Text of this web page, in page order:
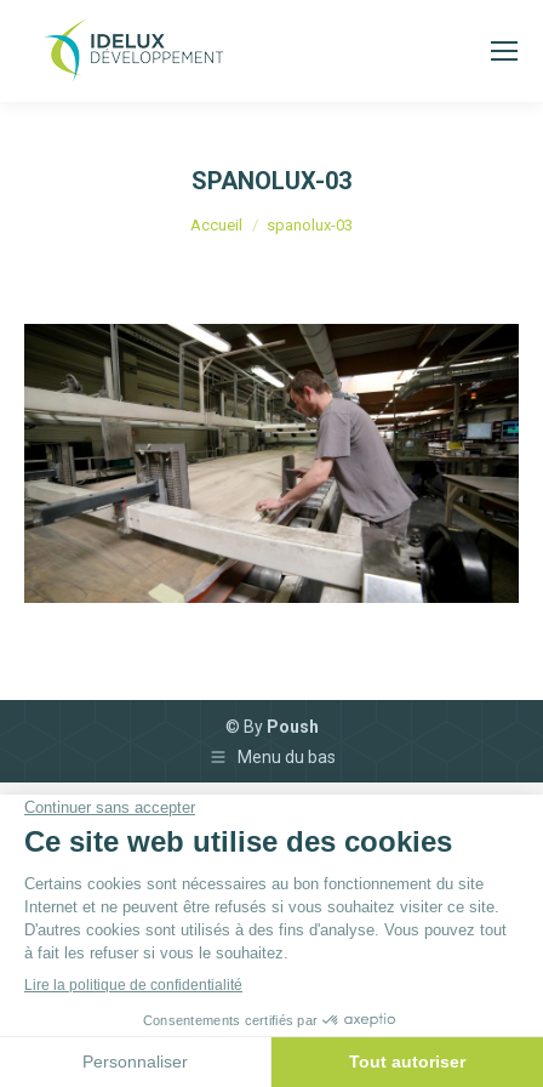
SPANOLUX-03
Vous êtes ici :
Accueil spanolux-03
© By Poush
Menu du bas